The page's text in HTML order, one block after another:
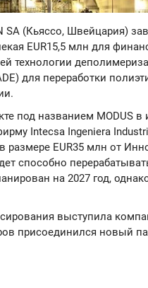
SA (Кьяссо, Швейцария)
EUR15,5 млн для
технологии
для переработки
под названием MODUS в
Intecsa Ingeniera
в размере EUR35 млн от
способно
на 2027 год,
выступила
присоединился новый